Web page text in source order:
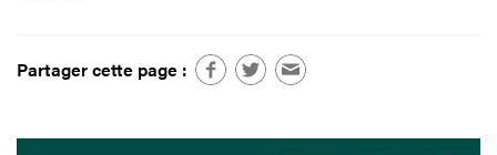
Partager cette page :